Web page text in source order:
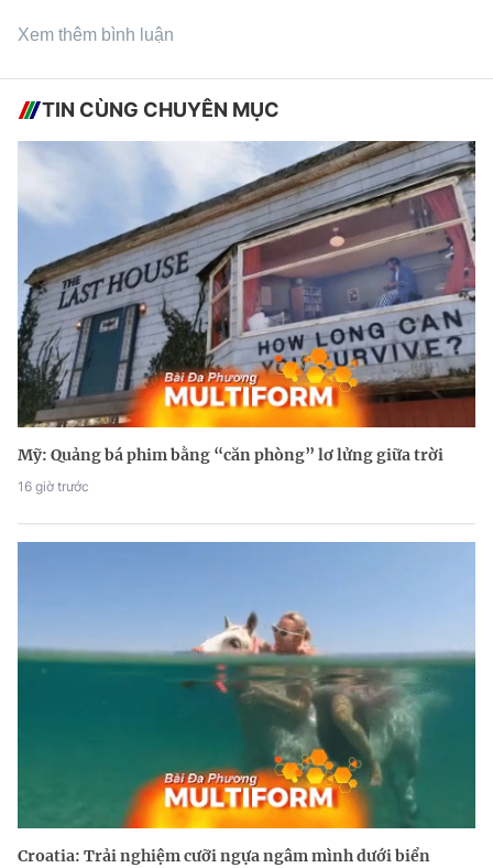
Xem thêm bình luận
TIN CÙNG CHUYÊN MỤC
Mỹ: Quảng bá phim bằng “căn phòng” lơ lửng giữa trời
16 giờ trước
Croatia: Trải nghiệm cưỡi ngựa ngâm mình dưới biển